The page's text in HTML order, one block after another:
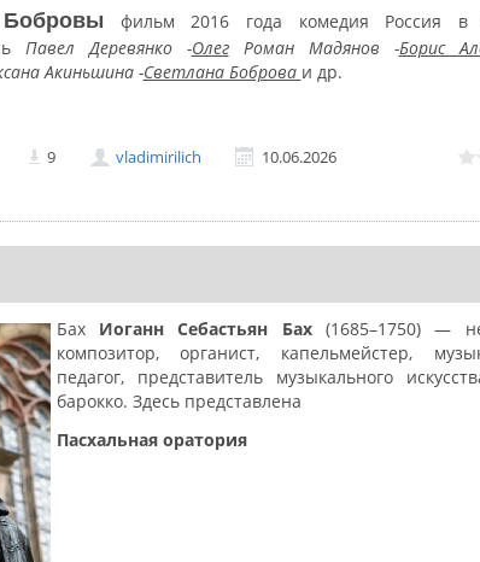
фильм 2016 года комедия Россия в
Павел Деревянко -ОлегРоман Мадянов -Борис
Акиньшина -Светлана Боброва и др.
9 vladimirilich
10.06.2026
Бах Иоганн Себастьян Бах(1685–1750) —
композитор, органист, капельмейстер,
педагог, представитель музыкального
барокко. Здесь представлена
Пасхальная оратория